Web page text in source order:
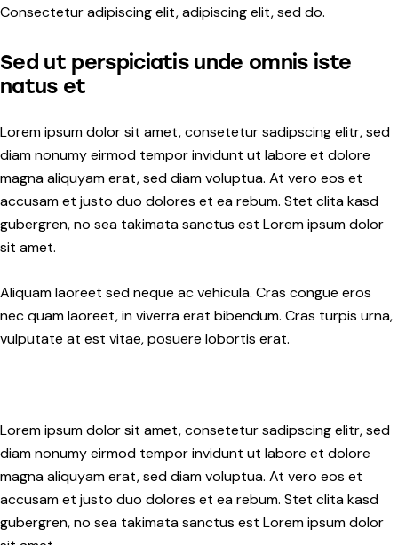
Consectetur adipiscing elit, adipiscing elit, sed do.
Sed ut perspiciatis unde omnis iste
natus et
Lorem ipsum dolor sit amet, consetetur sadipscing elitr, sed
diam nonumy eirmod tempor invidunt ut labore et dolore
magna aliquyam erat, sed diam voluptua. At vero eos et
accusam et justo duo dolores et ea rebum. Stet clita kasd
gubergren, no sea takimata sanctus est Lorem ipsum dolor
sit amet.
Aliquam laoreet sed neque ac vehicula. Cras congue eros
nec quam laoreet, in viverra erat bibendum. Cras turpis urna,
vulputate at est vitae, posuere lobortis erat.
Lorem ipsum dolor sit amet, consetetur sadipscing elitr, sed
diam nonumy eirmod tempor invidunt ut labore et dolore
magna aliquyam erat, sed diam voluptua. At vero eos et
accusam et justo duo dolores et ea rebum. Stet clita kasd
gubergren, no sea takimata sanctus est Lorem ipsum dolor